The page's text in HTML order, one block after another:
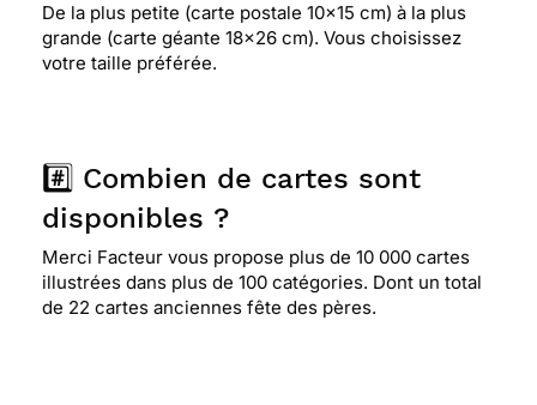
De la plus petite (carte postale 10x15 cm) à la plus
grande (carte géante 18x26 cm). Vous choisissez
votre taille préférée.
#️⃣ Combien de cartes sont
disponibles ?
Merci Facteur vous propose plus de 10 000 cartes
illustrées dans plus de 100 catégories. Dont un total
de 22 cartes anciennes fête des pères.